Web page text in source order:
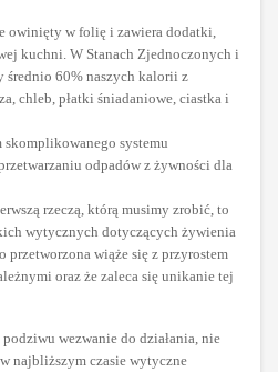
owinięty w folię i zawiera dodatki,
kuchni. W Stanach Zjednoczonych i
60% naszych kalorii z
chleb, płatki śniadaniowe, ciastka i
systemu
odpadów z żywności dla
rzeczą, którą musimy zrobić, to
wytycznych dotyczących żywienia
przetworzona wiąże się z przyrostem
oraz że zaleca się unikanie tej
wezwanie do działania, nie
najbliższym czasie wytyczne